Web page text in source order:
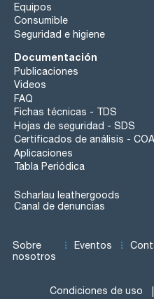
Equipos
Consumible
Seguridad e higiene
Documentación
Publicaciones
Videos
FAQ
Fichas técnicas - TDS
Hojas de seguridad - SDS
Certificados de análisis - COA
Aplicaciones
Tabla Periódica
Scharlau leathergoods
Canal de denuncias
Sobre
nosotros
Eventos
Condiciones de uso